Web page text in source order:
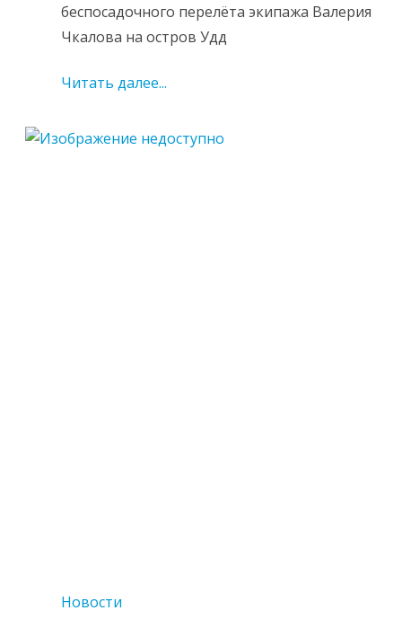
беспосадочного перелёта экипажа Валерия
Чкалова на остров Удд
Читать далее...
Новости